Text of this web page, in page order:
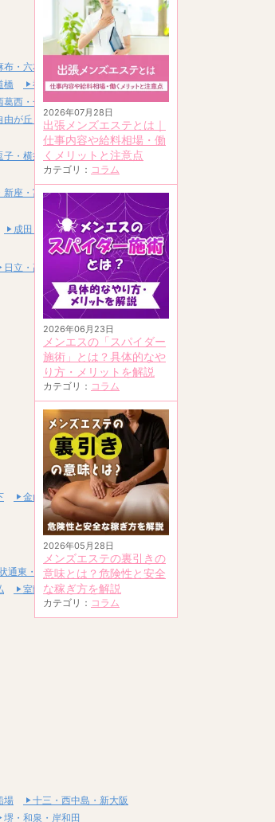
2026年07月28日
出張メンズエステとは｜
仕事内容や給料相場・働
くメリットと注意点
カテゴリ： コラム
2026年06月23日
メンエスの「スパイダー
施術」とは？具体的なや
り方・メリットを解説
カテゴリ： コラム
2026年05月28日
メンズエステの裏引きの
意味とは？危険性と安全
な稼ぎ方を解説
カテゴリ： コラム
布・六本木・赤坂
橋
神田・秋葉原・浅草橋
葛西・一之江
由が丘・二子玉川
子・横須賀
新座・富士見
成田・富里・印西
日立・高萩・常陸太田
金山・熱田
通東・新道東
室蘭・登別・伊達
場
十三・西中島・新大阪
堺・和泉・岸和田